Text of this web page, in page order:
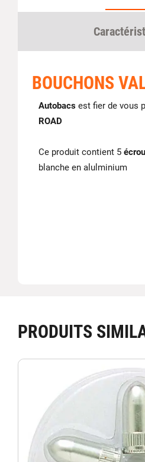
BOUCHONS
Autobacs est fier de vous
ROAD
Ce produit contient 5
blanche en alulminium
PRODUITS